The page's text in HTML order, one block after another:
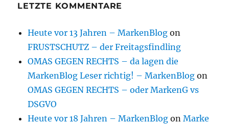
LETZTE KOMMENTARE
Heute vor 13 Jahren – MarkenBlog on
FRUSTSCHUTZ – der Freitagsfindling
OMAS GEGEN RECHTS – da lagen die
MarkenBlog Leser richtig! – MarkenBlog on
OMAS GEGEN RECHTS – oder MarkenG vs
DSGVO
Heute vor 18 Jahren – MarkenBlog onMarke